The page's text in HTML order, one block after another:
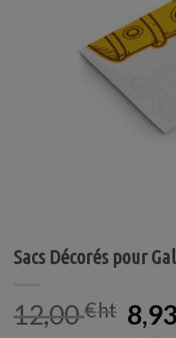
Sacs Décorés pour
12,00€
le
prix
8,93